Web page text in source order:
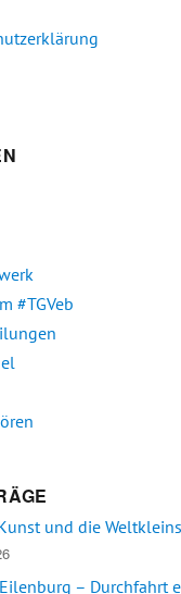
#TGVeb
und die
– Durchfahrt